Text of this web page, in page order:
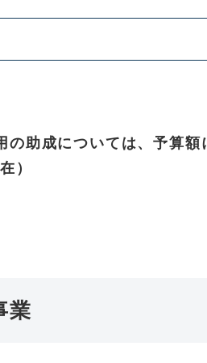
助成については、予算額
）
業